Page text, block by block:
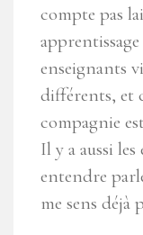
compte pas
enseignants
différents, et
compagnie
Il y a aussi
entendre
me sens déjà